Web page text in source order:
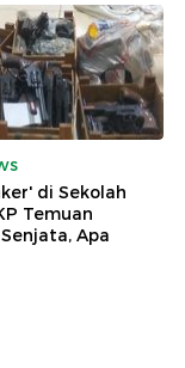
di Sekolah
Temuan
Apa